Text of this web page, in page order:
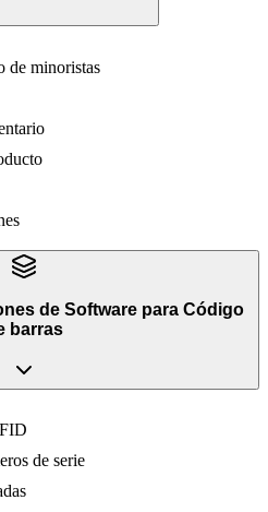
de minoristas
de Software para Código
barras
de serie